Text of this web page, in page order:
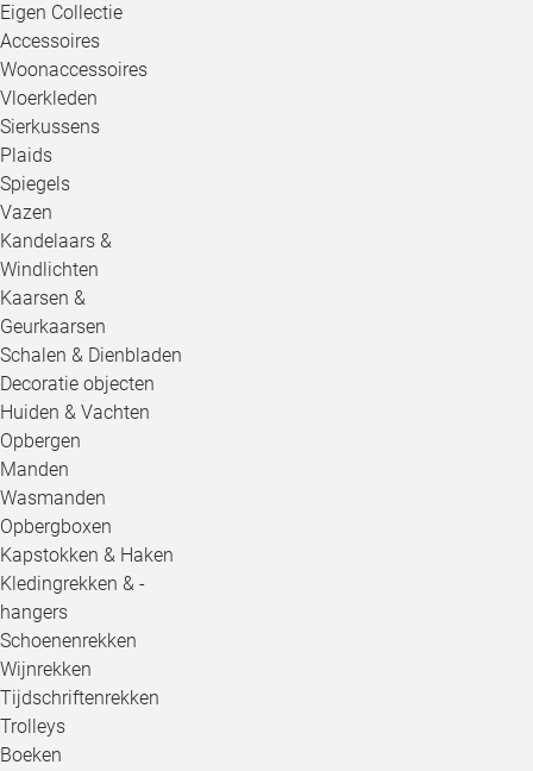
Eigen Collectie
Accessoires
Woonaccessoires
Vloerkleden
Sierkussens
Plaids
Spiegels
Vazen
Kandelaars &
Windlichten
Kaarsen &
Geurkaarsen
Schalen & Dienbladen
Decoratie objecten
Huiden & Vachten
Opbergen
Manden
Wasmanden
Opbergboxen
Kapstokken & Haken
Kledingrekken & -
hangers
Schoenenrekken
Wijnrekken
Tijdschriftenrekken
Trolleys
Boeken